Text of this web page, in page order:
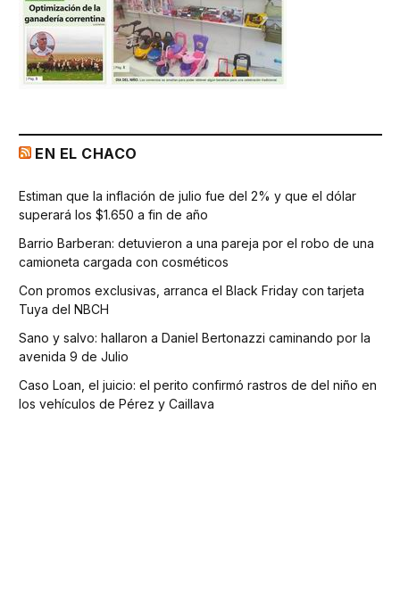
EN EL CHACO
Estiman que la inflación de julio fue del 2% y que el dólar
superará los $1.650 a fin de año
Barrio Barberan: detuvieron a una pareja por el robo de una
camioneta cargada con cosméticos
Con promos exclusivas, arranca el Black Friday con tarjeta
Tuya del NBCH
Sano y salvo: hallaron a Daniel Bertonazzi caminando por la
avenida 9 de Julio
Caso Loan, el juicio: el perito confirmó rastros de del niño en
los vehículos de Pérez y Caillava